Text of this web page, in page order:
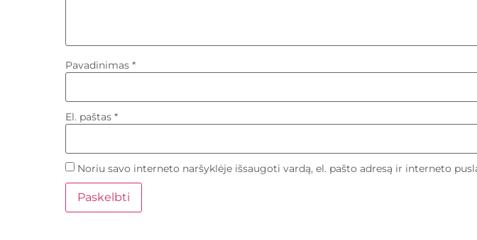
Pavadinimas *
El. paštas *
Noriu savo interneto naršyklėje išsaugoti vardą, el. pašto adresą ir interneto